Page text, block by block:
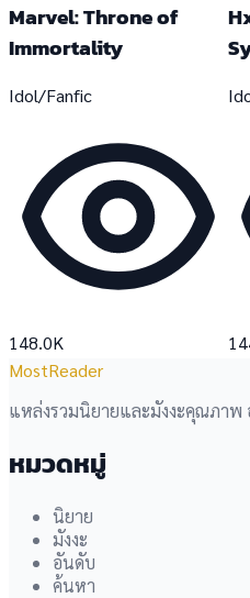
Marvel: Throne of
Immortality
Idol/Fanfic
148.0K
MostReader
แหล่งรวมนิยายและมังงะคุณภาพ
หมวดหมู่
นิยาย
มังงะ
อันดับ
ค้นหา